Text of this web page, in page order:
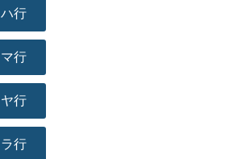
ハ行
マ行
ヤ行
ラ行